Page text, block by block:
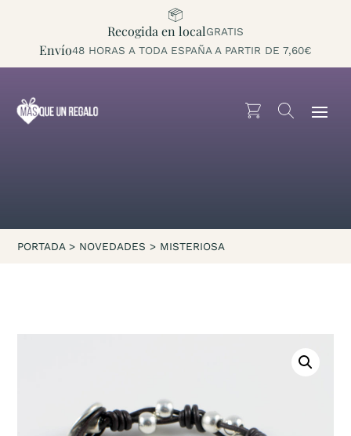
Recogida en localGRATIS
Envío48 HORAS A TODA ESPAÑA A PARTIR DE 7,60€
PORTADA > NOVEDADES > MISTERIOSA